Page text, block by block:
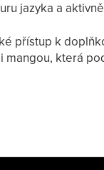
jazyka a
přístup k
mangou, která